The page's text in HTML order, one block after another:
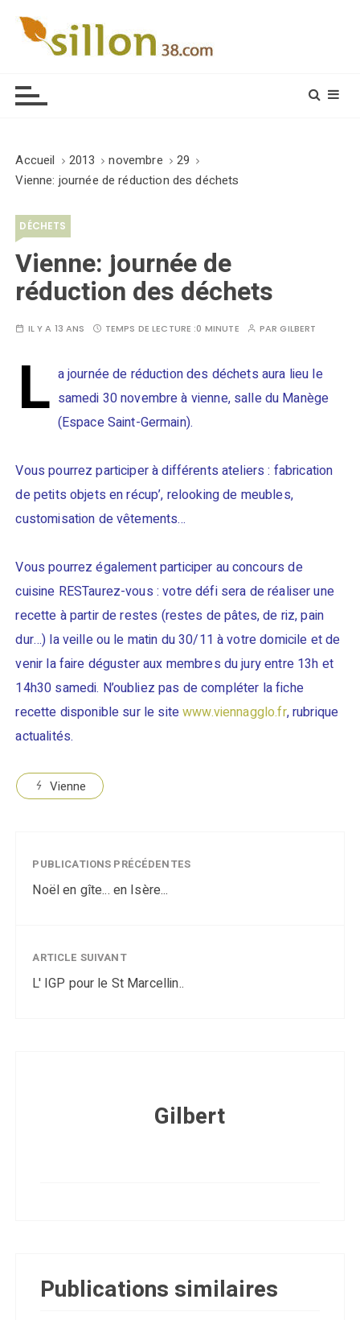
Accueil 2013 novembre
29
Vienne: journée de réduction des déchets
DÉCHETS
Vienne: journée de
réduction des déchets
IL Y A 13 ANS TEMPS DE LECTURE :0 MINUTE PARGILBERT
L a journée de réduction des déchets aura lieu le
samedi 30 novembre à vienne, salle du Manège
(Espace Saint-Germain).
Vous pourrez participer à différents ateliers : fabrication
de petits objets en récup’, relooking de meubles,
customisation de vêtements…
Vous pourrez également participer au concours de
cuisine RESTaurez-vous : votre défi sera de réaliser une
recette à partir de restes (restes de pâtes, de riz, pain
dur…) la veille ou le matin du 30/11 à votre domicile et de
venir la faire déguster aux membres du jury entre 13h et
14h30 samedi. N’oubliez pas de compléter la fiche
recette disponible sur le sitewww.viennagglo.fr, rubrique
actualités.
Vienne
PUBLICATIONS PRÉCÉDENTES
Noël en gîte... en Isère...
ARTICLE SUIVANT
L' IGP pour le St Marcellin..
Gilbert
Publications similaires